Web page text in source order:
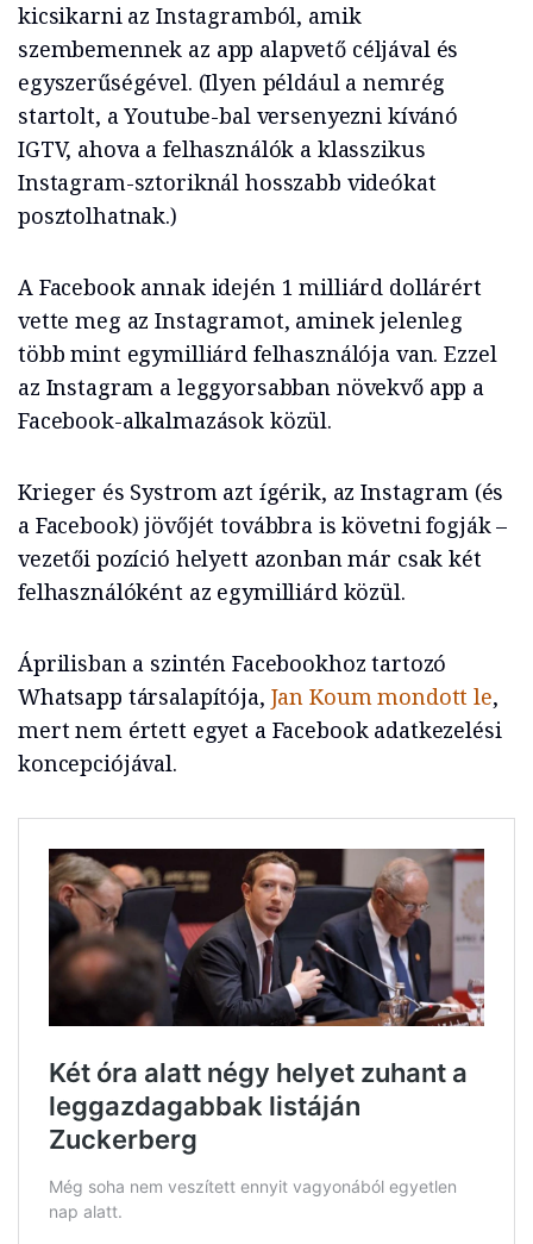
kicsikarni az Instagramból, amik
szembemennek az app alapvető céljával és
egyszerűségével. (Ilyen például a nemrég
startolt, a Youtube-bal versenyezni kívánó
IGTV, ahova a felhasználók a klasszikus
Instagram-sztoriknál hosszabb videókat
posztolhatnak.)
A Facebook annak idején 1 milliárd dollárért
vette meg az Instagramot, aminek jelenleg
több mint egymilliárd felhasználója van. Ezzel
az Instagram a leggyorsabban növekvő app a
Facebook-alkalmazások közül.
Krieger és Systrom azt ígérik, az Instagram (és
a Facebook) jövőjét továbbra is követni fogják –
vezetői pozíció helyett azonban már csak két
felhasználóként az egymilliárd közül.
Áprilisban a szintén Facebookhoz tartozó
Whatsapp társalapítója, Jan Koum mondott le,
mert nem értett egyet a Facebook adatkezelési
koncepciójával.